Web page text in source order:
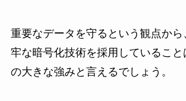
重要なデータを守るという観点から
牢な暗号化技術を採用しているこ
の大きな強みと言えるでしょう。